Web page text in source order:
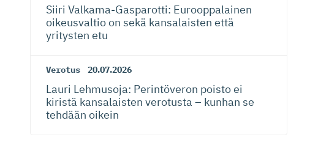
Siiri Valkama-Gas­pa­rotti: Eurooppalainen
oikeusvaltio on sekä kansalaisten että
yritysten etu
Verotus 20.07.2026
Lauri Lehmusoja: Perintöveron poisto ei
kiristä kansalaisten verotusta – kunhan se
tehdään oikein